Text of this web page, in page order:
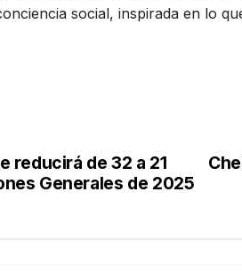
social, inspirada en lo
reducirá de 32 a 21
Generales de 2025